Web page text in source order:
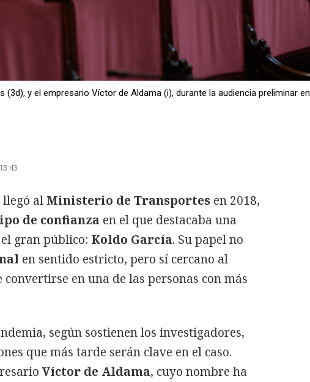
y el empresario Víctor de Aldama (i), durante la audiencia preliminar en
llegó al Ministerio de Transportes en 2018,
de confianza en el que destacaba una
gran público: Koldo García. Su papel no
en sentido estricto, pero sí cercano al
en una de las personas con más
según sostienen los investigadores,
que más tarde serán clave en el caso.
Víctor de Aldama, cuyo nombre ha